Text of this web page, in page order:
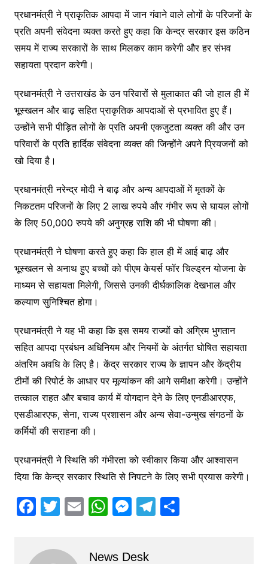
प्रधानमंत्री ने प्राकृतिक आपदा में जान गंवाने वाले लोगों के परिजनों के
प्रति अपनी संवेदना व्यक्त करते हुए कहा कि केन्द्र सरकार इस कठिन
समय में राज्य सरकारों के साथ मिलकर काम करेगी और हर संभव
सहायता प्रदान करेगी।
प्रधानमंत्री ने उत्तराखंड के उन परिवारों से मुलाकात की जो हाल ही में
भूस्खलन और बाढ़ सहित प्राकृतिक आपदाओं से प्रभावित हुए हैं।
उन्होंने सभी पीड़ित लोगों के प्रति अपनी एकजुटता व्यक्त की और उन
परिवारों के प्रति हार्दिक संवेदना व्यक्त की जिन्होंने अपने प्रियजनों को
खो दिया है।
प्रधानमंत्री नरेन्द्र मोदी ने बाढ़ और अन्य आपदाओं में मृतकों के
निकटतम परिजनों के लिए 2 लाख रुपये और गंभीर रूप से घायल लोगों
के लिए 50,000 रुपये की अनुग्रह राशि की भी घोषणा की।
प्रधानमंत्री ने घोषणा करते हुए कहा कि हाल ही में आई बाढ़ और
भूस्खलन से अनाथ हुए बच्चों को पीएम केयर्स फॉर चिल्ड्रन योजना के
माध्यम से सहायता मिलेगी, जिससे उनकी दीर्घकालिक देखभाल और
कल्याण सुनिश्चित होगा।
प्रधानमंत्री ने यह भी कहा कि इस समय राज्यों को अग्रिम भुगतान
सहित आपदा प्रबंधन अधिनियम और नियमों के अंतर्गत घोषित सहायता
अंतरिम अवधि के लिए है। केंद्र सरकार राज्य के ज्ञापन और केंद्रीय
टीमों की रिपोर्ट के आधार पर मूल्यांकन की आगे समीक्षा करेगी। उन्होंने
तत्काल राहत और बचाव कार्य में योगदान देने के लिए एनडीआरएफ,
एसडीआरएफ, सेना, राज्य प्रशासन और अन्य सेवा-उन्मुख संगठनों के
कर्मियों की सराहना की।
प्रधानमंत्री ने स्थिति की गंभीरता को स्वीकार किया और आश्वासन
दिया कि केन्द्र सरकार स्थिति से निपटने के लिए सभी प्रयास करेगी।
F
c
T
itt
E W M T S
News Desk